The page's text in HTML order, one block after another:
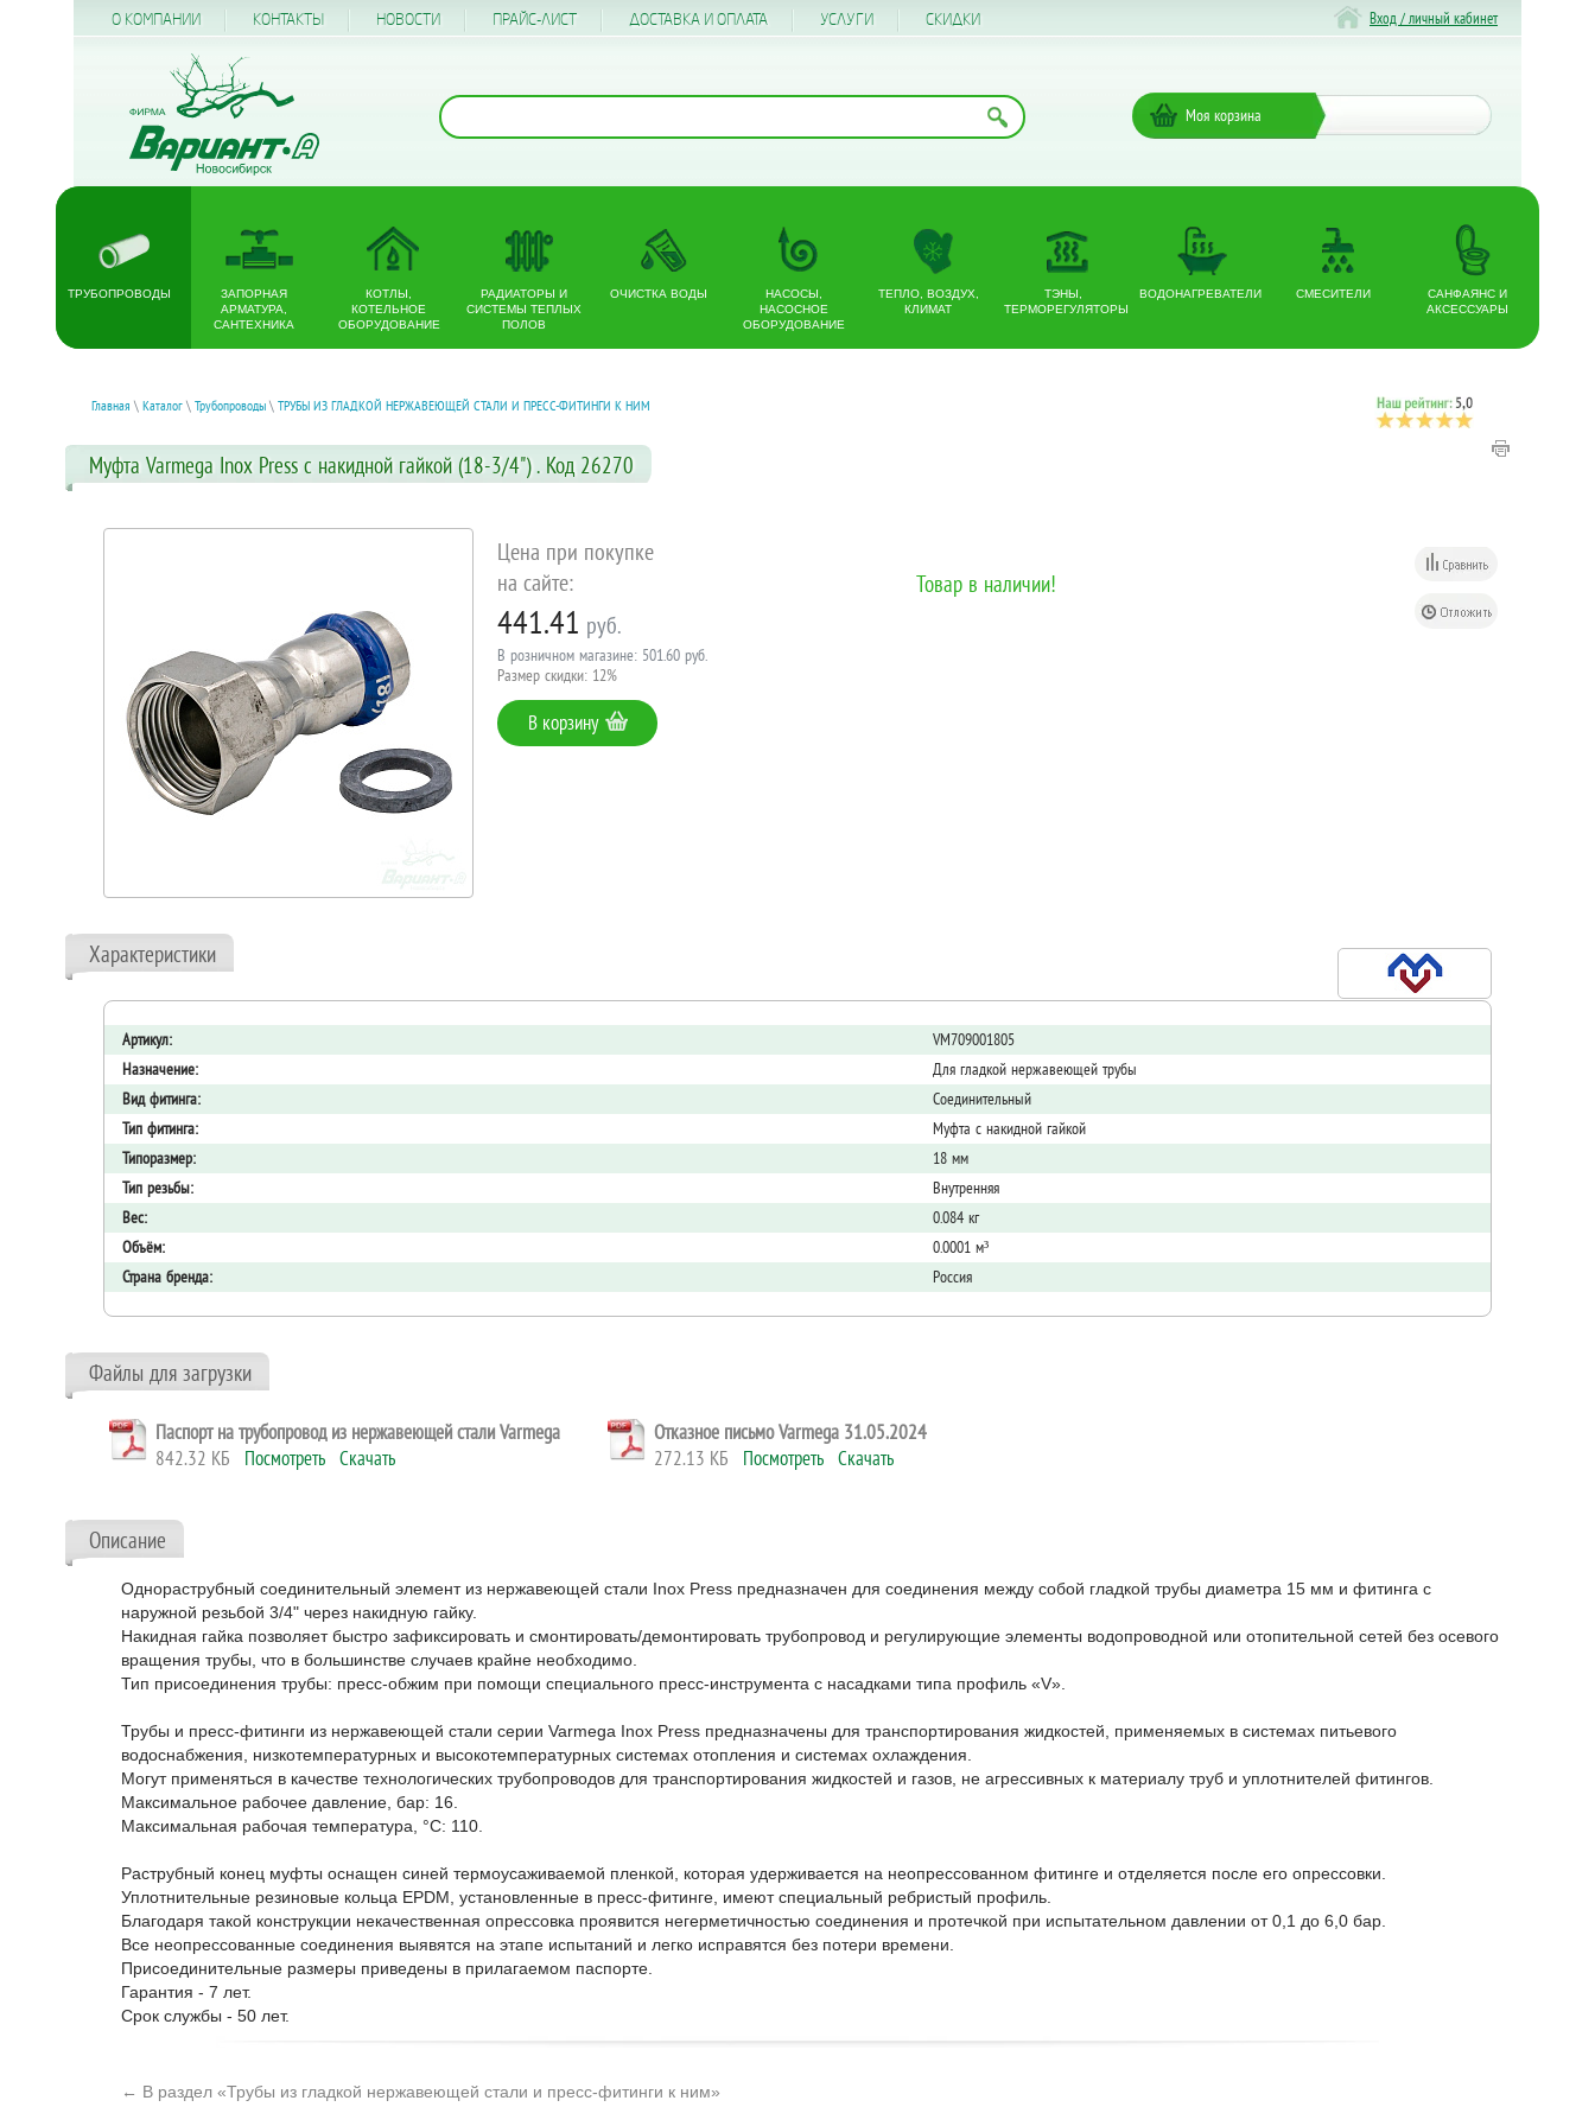
О КОМПАНИИ КОНТАКТЫ НОВОСТИ ПРАЙС-ЛИСТ ДОСТАВКА И ОПЛАТА УСЛУГИ CКИДКИ Вход / личный кабинет
Моя корзина
ТРУБОПРОВОДЫ
ЗАПОРНАЯ
АРМАТУРА,
САНТЕХНИКА
КОТЛЫ,
КОТЕЛЬНОЕ
ОБОРУДОВАНИЕ
РАДИАТОРЫ И
СИСТЕМЫ ТЕПЛЫХ
ПОЛОВ
ОЧИСТКА ВОДЫ
НАСОСЫ,
НАСОСНОЕ
ОБОРУДОВАНИЕ
ТЕПЛО, ВОЗДУХ,
КЛИМАТ
ТЭНЫ,
ТЕРМОРЕГУЛЯТОРЫ
ВОДОНАГРЕВАТЕЛИ СМЕСИТЕЛИ
САНФАЯНС И
АКСЕССУАРЫ
Главная \ Каталог \ Трубопроводы \ ТРУБЫ ИЗ ГЛАДКОЙ НЕРЖАВЕЮЩЕЙ СТАЛИ И ПРЕСС-ФИТИНГИ К НИМ
Муфта Varmega Inox Press с накидной гайкой (18-3/4") . Код 26270
Товар в наличии!
Цена при покупке
на сайте:
441.41 руб.
В розничном магазине: 501.60 руб.
Размер скидки: 12%
В корзину
Характеристики
Артикул:
VM709001805
Назначение:
Для гладкой нержавеющей трубы
Вид фитинга:
Соединительный
Тип фитинга:
Муфта с накидной гайкой
Типоразмер:
18 мм
Тип резьбы:
Внутренняя
Вес:
0.084 кг
Объём:
0.0001 м³
Страна бренда:
Россия
Файлы для загрузки
Паспорт на трубопровод из нержавеющей стали Varmega
842.32 КБ Посмотреть Скачать
Отказное письмо Varmega 31.05.2024
272.13 КБ Посмотреть Скачать
Описание
Однораструбный соединительный элемент из нержавеющей стали Inox Press предназначен для соединения между собой гладкой трубы диаметра 15 мм и фитинга с
наружной резьбой 3/4" через накидную гайку.
Накидная гайка позволяет быстро зафиксировать и смонтировать/демонтировать трубопровод и регулирующие элементы водопроводной или отопительной сетей без осевого
вращения трубы, что в большинстве случаев крайне необходимо.
Тип присоединения трубы: пресс-обжим при помощи специального пресс-инструмента с насадками типа профиль «V».
Трубы и пресс-фитинги из нержавеющей стали серии Varmega Inox Press предназначены для транспортирования жидкостей, применяемых в системах питьевого
водоснабжения, низкотемпературных и высокотемпературных системах отопления и системах охлаждения.
Могут применяться в качестве технологических трубопроводов для транспортирования жидкостей и газов, не агрессивных к материалу труб и уплотнителей фитингов.
Максимальное рабочее давление, бар: 16.
Максимальная рабочая температура, °C: 110.
Раструбный конец муфты оснащен синей термоусаживаемой пленкой, которая удерживается на неопрессованном фитинге и отделяется после его опрессовки.
Уплотнительные резиновые кольца EPDM, установленные в пресс-фитинге, имеют специальный ребристый профиль.
Благодаря такой конструкции некачественная опрессовка проявится негерметичностью соединения и протечкой при испытательном давлении от 0,1 до 6,0 бар.
Все неопрессованные соединения выявятся на этапе испытаний и легко исправятся без потери времени.
Присоединительные размеры приведены в прилагаемом паспорте.
Гарантия - 7 лет.
Срок службы - 50 лет.
← В раздел «Трубы из гладкой нержавеющей стали и пресс-фитинги к ним»